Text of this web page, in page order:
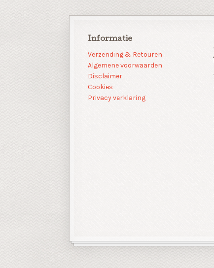
Informatie
Verzending & Retouren
Algemene voorwaarden
Disclaimer
Cookies
Privacy verklaring